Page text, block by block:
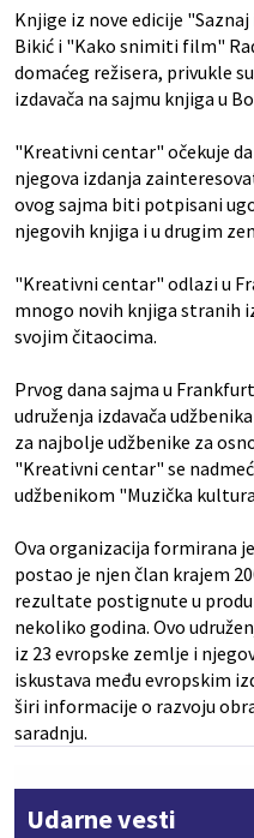
Knjige iz nove edicije
Bikić i "Kako snimiti film"
domaćeg režisera, privukle
izdavača na sajmu knjiga u
"Kreativni centar" očekuje
njegova izdanja
ovog sajma biti potpisani
njegovih knjiga i u drugim
"Kreativni centar" odlazi u
mnogo novih knjiga stranih
svojim čitaocima.
Prvog dana sajma u
udruženja izdavača
za najbolje udžbenike za
"Kreativni centar" se
udžbenikom "Muzička
Ova organizacija formirana
postao je njen član krajem
rezultate postignute u
nekoliko godina. Ovo
iz 23 evropske zemlje i
iskustava među evropskim
širi informacije o razvoju
saradnju.
Udarne vesti